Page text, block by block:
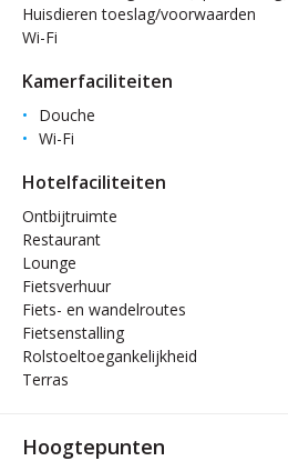
Huisdieren toeslag/voorwaarden
Wi-Fi
Kamerfaciliteiten
Douche
Wi-Fi
Hotelfaciliteiten
Ontbijtruimte
Restaurant
Lounge
Fietsverhuur
Fiets- en wandelroutes
Fietsenstalling
Rolstoeltoegankelijkheid
Terras
Hoogtepunten